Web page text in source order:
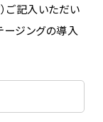
ご記入いただい
ージングの導入